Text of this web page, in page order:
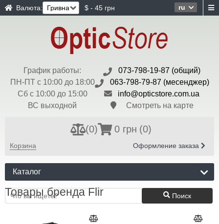
ru
Валюта: $ - 45 грн
График работы:
ПН-ПТ с 10:00 до 18:00
Сб с 10:00 до 15:00
ВС выходной
073-798-19-87 (общий)
063-798-79-87 (месенджер)
info@opticstore.com.ua
Смотреть на карте
(0) 0 грн (0)
Корзина Оформление заказа
Каталог
Поиск
Товары бренда Flir